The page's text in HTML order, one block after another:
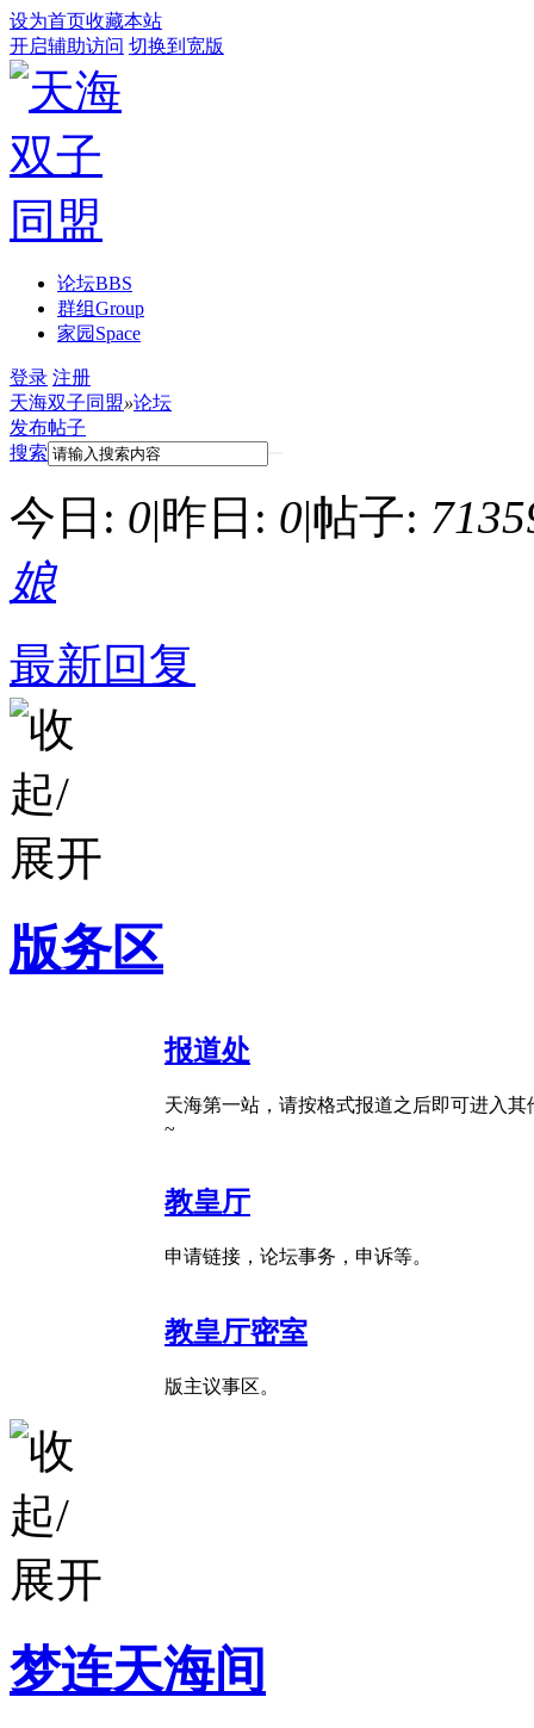
设为首页收藏本站
开启辅助访问 切换到宽版
论坛BBS
群组Group
家园 Space
登录 注册
天海双子同盟»论坛
发布帖子
搜索
今日: 0|昨日: 0|帖子:
娘
最新回复
版务区
报道处
天海第一站，请按格式报道之后即可进入其
~
教皇厅
申请链接，论坛事务，申诉等。
教皇厅密室
版主议事区。
梦连天海间